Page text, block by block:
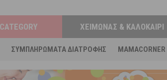
ΣΥΜΠΛΗΡΏΜΑΤΑ ΔΙΑΤΡΟΦΉΣ MAMACORNER
ΧΕΙΜΏΝΑΣ & ΚΑΛΟΚΑΊΡΙ